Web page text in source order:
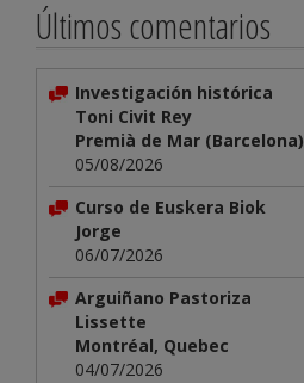
Últimos comentarios
Investigación histórica
Toni Civit Rey
Premià de Mar (Barcelona)
05/08/2026
Curso de Euskera Biok
Jorge
06/07/2026
Arguiñano Pastoriza
Lissette
Montréal, Quebec
04/07/2026